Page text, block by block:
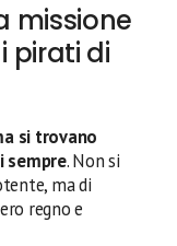
missione
pirati di
si trovano
sempre. Non si
ma di
regno e